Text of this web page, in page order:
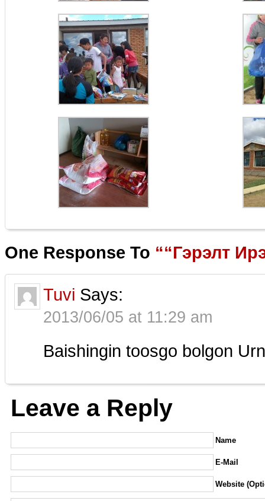
One Response To ““Гэрэлт
Tuvi Says:
2013/06/05 at 11:29 am
Baishingin toosgo bolgon
Leave a Reply
Name
E-Mail
Website